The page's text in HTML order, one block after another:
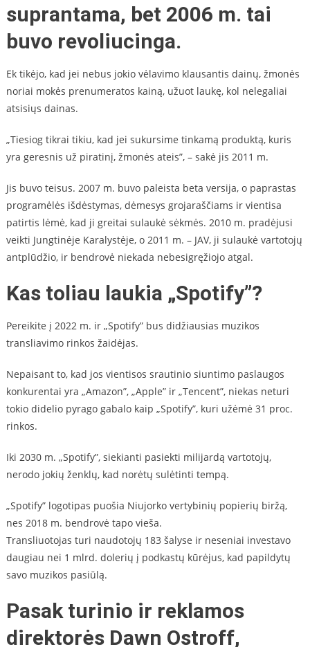
suprantama, bet 2006 m. tai
buvo revoliucinga.
Ek tikėjo, kad jei nebus jokio vėlavimo klausantis dainų, žmonės
noriai mokės prenumeratos kainą, užuot laukę, kol nelegaliai
atsisiųs dainas.
„Tiesiog tikrai tikiu, kad jei sukursime tinkamą produktą, kuris
yra geresnis už piratinį, žmonės ateis”, – sakė jis 2011 m.
Jis buvo teisus. 2007 m. buvo paleista beta versija, o paprastas
programėlės išdėstymas, dėmesys grojaraščiams ir vientisa
patirtis lėmė, kad ji greitai sulaukė sėkmės. 2010 m. pradėjusi
veikti Jungtinėje Karalystėje, o 2011 m. – JAV, ji sulaukė vartotojų
antplūdžio, ir bendrovė niekada nebesigręžiojo atgal.
Kas toliau laukia „Spotify”?
Pereikite į 2022 m. ir „Spotify” bus didžiausias muzikos
transliavimo rinkos žaidėjas.
Nepaisant to, kad jos vientisos srautinio siuntimo paslaugos
konkurentai yra „Amazon”, „Apple” ir „Tencent”, niekas neturi
tokio didelio pyrago gabalo kaip „Spotify”, kuri užėmė 31 proc.
rinkos.
Iki 2030 m. „Spotify”, siekianti pasiekti milijardą vartotojų,
nerodo jokių ženklų, kad norėtų sulėtinti tempą.
„Spotify” logotipas puošia Niujorko vertybinių popierių biržą,
nes 2018 m. bendrovė tapo vieša.
Transliuotojas turi naudotojų 183 šalyse ir neseniai investavo
daugiau nei 1 mlrd. dolerių į podkastų kūrėjus, kad papildytų
savo muzikos pasiūlą.
Pasak turinio ir reklamos
direktorės Dawn Ostroff,